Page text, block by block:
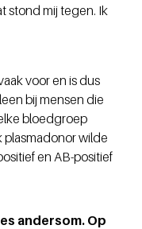
stond mij tegen. Ik
voor en is dus
bij mensen die
bloedgroep
plasmadonor wilde
en AB-positief
andersom. Op